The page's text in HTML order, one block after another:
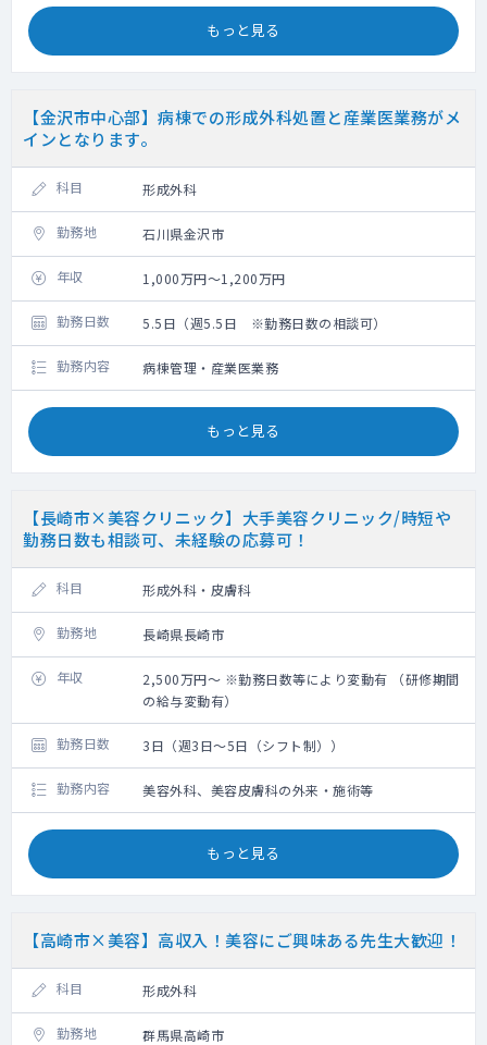
もっと見る
【金沢市中心部】病棟での形成外科処置と産業医業務がメ
インとなります。
科目 形成外科
勤務地 石川県金沢市
年収 1,000万円～1,200万円
勤務日数 5.5日（週5.5日 ※勤務日数の相談可）
勤務内容 病棟管理・産業医業務
もっと見る
【長崎市×美容クリニック】大手美容クリニック/時短や
勤務日数も相談可、未経験の応募可！
科目 形成外科・皮膚科
勤務地 長崎県長崎市
年収
2,500万円～ ※勤務日数等により変動有 （研修期間
の給与変動有）
勤務日数 3日（週3日～5日（シフト制））
勤務内容 美容外科、美容皮膚科の外来・施術等
もっと見る
【高崎市×美容】高収入！美容にご興味ある先生大歓迎！
科目 形成外科
勤務地 群馬県高崎市